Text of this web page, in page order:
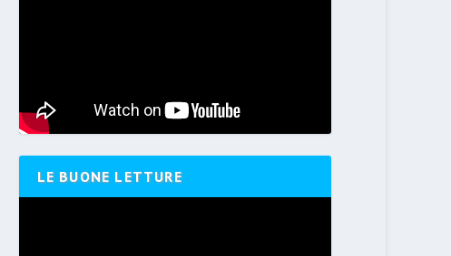
LE BUONE LETTURE